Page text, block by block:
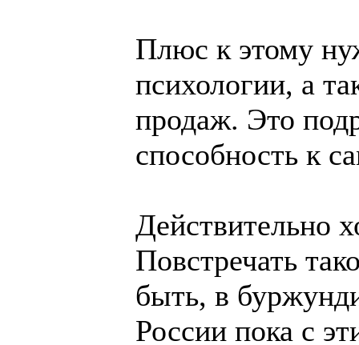
Плюс к этому
психологии, а
продаж. Это
способность к
Действительно
Повстречать
быть, в
России пока с